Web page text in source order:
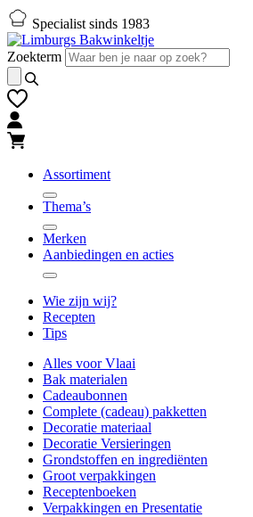
Naar
hoofd-
inhoud
gaan
Naar
footer
gaan
Specialist sinds 1983
Zoekterm
Assortiment
Thema’s
Merken
Aanbiedingen en acties
Wie zijn wij?
Recepten
Tips
Alles voor Vlaai
Bak materialen
Cadeaubonnen
Complete (cadeau) pakketten
Decoratie materiaal
Decoratie Versieringen
Grondstoffen en ingrediënten
Groot verpakkingen
Receptenboeken
Verpakkingen en Presentatie